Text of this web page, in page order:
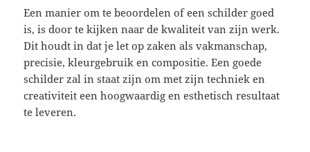
Een manier om te beoordelen of een schilder goed
is, is door te kijken naar de kwaliteit van zijn werk.
Dit houdt in dat je let op zaken als vakmanschap,
precisie, kleurgebruik en compositie. Een goede
schilder zal in staat zijn om met zijn techniek en
creativiteit een hoogwaardig en esthetisch resultaat
te leveren.